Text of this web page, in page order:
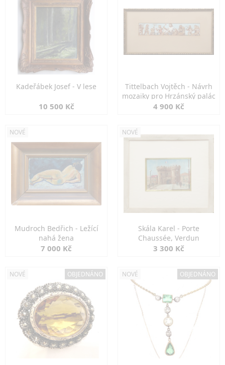
Kadeřábek Josef - V lese
10 500 Kč
Tittelbach Vojtěch - Návrh
mozaiky pro Hrzánský palác
4 900 Kč
NOVÉ
Mudroch Bedřich - Ležící
nahá žena
7 000 Kč
NOVÉ
Skála Karel - Porte
Chaussée, Verdun
3 300 Kč
NOVÉ OBJEDNÁNO NOVÉ OBJEDNÁNO